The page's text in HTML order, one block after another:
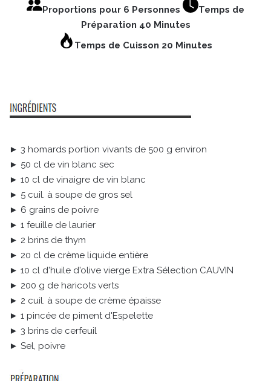
Proportions pour 6 Personnes
Temps de
Préparation 40 Minutes
Temps de Cuisson 20 Minutes
► 3 homards portion vivants de 500 g environ
► 50 cl de vin blanc sec
► 10 cl de vinaigre de vin blanc
► 5 cuil. à soupe de gros sel
► 6 grains de poivre
► 1 feuille de laurier
► 2 brins de thym
► 20 cl de crème liquide entière
► 10 cl d'huile d'olive vierge Extra Sélection CAUVIN
► 200 g de haricots verts
► 2 cuil. à soupe de crème épaisse
► 1 pincée de piment d'Espelette
► 3 brins de cerfeuil
► Sel, poivre